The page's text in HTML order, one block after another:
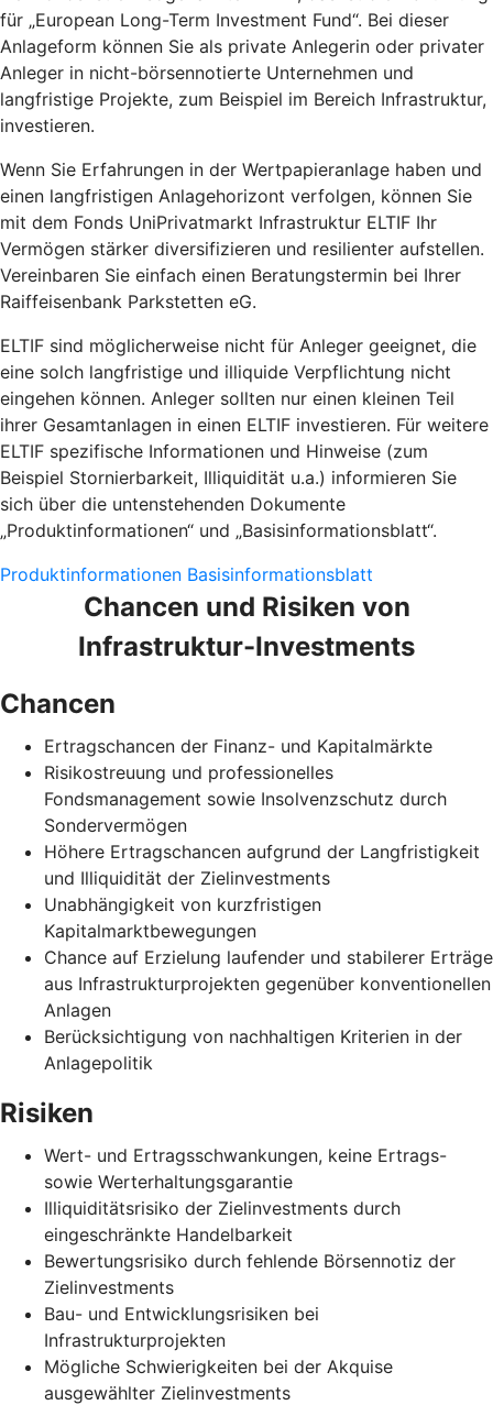
für „European Long-Term Investment Fund“. Bei dieser
Anlageform können Sie als private Anlegerin oder privater
Anleger in nicht-börsennotierte Unternehmen und
langfristige Projekte, zum Beispiel im Bereich Infrastruktur,
investieren.
Wenn Sie Erfahrungen in der Wertpapieranlage haben und
einen langfristigen Anlagehorizont verfolgen, können Sie
mit dem Fonds UniPrivatmarkt Infrastruktur ELTIF Ihr
Vermögen stärker diversifizieren und resilienter aufstellen.
Vereinbaren Sie einfach einen Beratungstermin bei Ihrer
Raiffeisenbank Parkstetten eG.
ELTIF sind möglicherweise nicht für Anleger geeignet, die
eine solch langfristige und illiquide Verpflichtung nicht
eingehen können. Anleger sollten nur einen kleinen Teil
ihrer Gesamtanlagen in einen ELTIF investieren. Für weitere
ELTIF spezifische Informationen und Hinweise (zum
Beispiel Stornierbarkeit, Illiquidität u.a.) informieren Sie
sich über die untenstehenden Dokumente
„Produktinformationen“ und „Basisinformationsblatt“.
Produktinformationen Basisinformationsblatt
Chancen und Risiken von
Infrastruktur-Investments
Chancen
Ertragschancen der Finanz- und Kapitalmärkte
Risikostreuung und professionelles
Fondsmanagement sowie Insolvenzschutz durch
Sondervermögen
Höhere Ertragschancen aufgrund der Langfristigkeit
und Illiquidität der Zielinvestments
Unabhängigkeit von kurzfristigen
Kapitalmarktbewegungen
Chance auf Erzielung laufender und stabilerer Erträge
aus Infrastrukturprojekten gegenüber konventionellen
Anlagen
Berücksichtigung von nachhaltigen Kriterien in der
Anlagepolitik
Risiken
Wert- und Ertragsschwankungen, keine Ertrags-
sowie Werterhaltungsgarantie
Illiquiditätsrisiko der Zielinvestments durch
eingeschränkte Handelbarkeit
Bewertungsrisiko durch fehlende Börsennotiz der
Zielinvestments
Bau- und Entwicklungsrisiken bei
Infrastrukturprojekten
Mögliche Schwierigkeiten bei der Akquise
ausgewählter Zielinvestments